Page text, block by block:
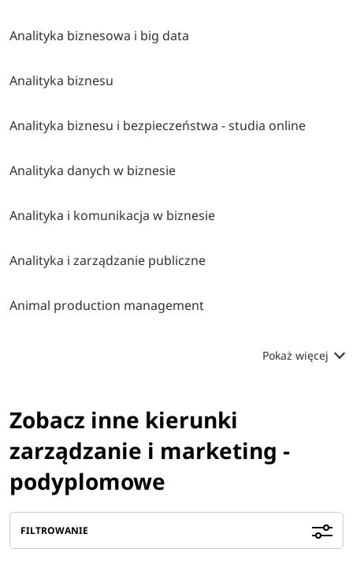
Analityka biznesowa i big data
Analityka biznesu
Analityka biznesu i bezpieczeństwa - studia online
Analityka danych w biznesie
Analityka i komunikacja w biznesie
Analityka i zarządzanie publiczne
Animal production management
Pokaż więcej
Zobacz inne kierunki
zarządzanie i marketing -
podyplomowe
FILTROWANIE